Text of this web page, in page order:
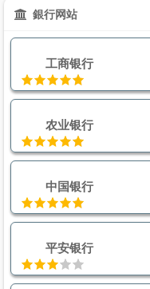
銀行网站
工商银行
农业银行
中国银行
平安银行